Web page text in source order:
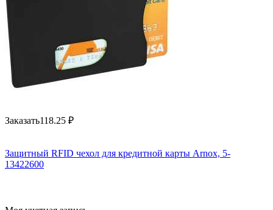
Заказать118.25 ₽
Защитный RFID чехол для кредитной карты Arnox, 5-
13422600